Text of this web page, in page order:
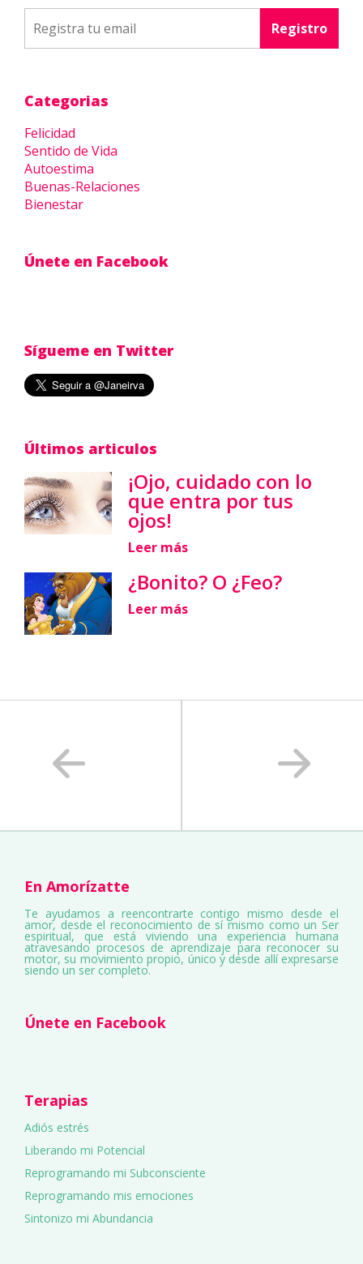
Categorias
Felicidad
Sentido de Vida
Autoestima
Buenas-Relaciones
Bienestar
Únete en Facebook
Sígueme en Twitter
Últimos articulos
¡Ojo, cuidado con lo
que entra por tus
ojos!
Leer más
¿Bonito? O ¿Feo?
Leer más
En Amorízatte
Te ayudamos a reencontrarte contigo mismo desde el
amor, desde el reconocimiento de sí mismo como un Ser
espiritual, que está viviendo una experiencia humana
atravesando procesos de aprendizaje para reconocer su
motor, su movimiento propio, único y desde allí expresarse
siendo un ser completo.
Únete en Facebook
Terapias
Adiós estrés
Liberando mi Potencial
Reprogramando mi Subconsciente
Reprogramando mis emociones
Sintonizo mi Abundancia